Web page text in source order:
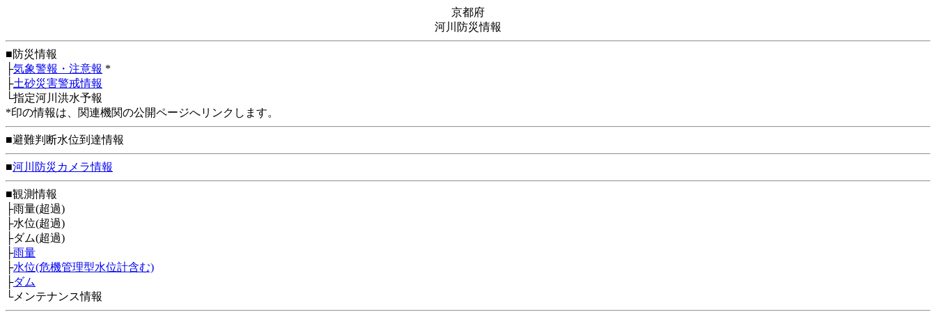
京都府
河川防災情報
■防災情報
├気象警報・注意報 *
├土砂災害警戒情報
└指定河川洪水予報
*印の情報は、関連機関の公開ページへリンクします。
■避難判断水位到達情報
■河川防災カメラ情報
■観測情報
├雨量(超過)
├水位(超過)
├ダム(超過)
├雨量
├水位(危機管理型水位計含む)
├ダム
└メンテナンス情報